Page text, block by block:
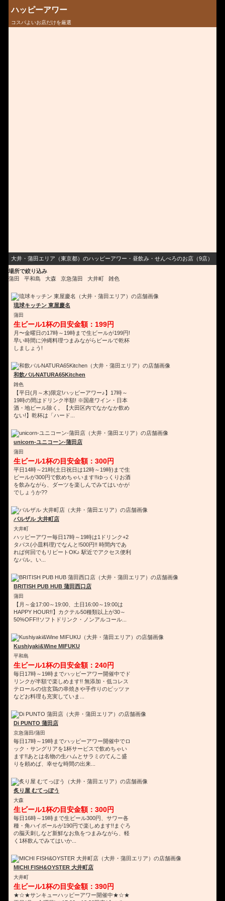
ハッピーアワー
コスパよいお店だけを厳選
大井・蒲田エリア（東京都）のハッピーアワー・昼飲み・せんべろのお店（9店）
場所で絞り込み
蒲田
平和島 大森 京急蒲田 大井町 雑色
琉球キッチン 東屋慶名
蒲田
生ビール1杯の目安金額：199円
月〜金曜日の17時～19時まで生ビールが199円!
早い時間に沖縄料理つまみながらビールで乾杯
しましょう!
和飲バルNATURA65Kitchen
雑色
【平日(月～木)限定!ハッピーアワー♪】17時～
19時の間はドリンク半額! ※国産ワイン・日本
酒・地ビール除く。【大田区内でなかなか飲め
ない!】乾杯は「ハード...
unicorn-ユニコーン-蒲田店
蒲田
生ビール1杯の目安金額：300円
平日14時～21時(土日祝日は12時～19時)まで生
ビールが300円で飲めちゃいます!!ゆっくりお酒
を飲みながら、ダーツを楽しんでみてはいかが
でしょうか??
バルザル 大井町店
大井町
ハッピーアワー毎日17時～19時は1ドリンク+2
タパス(小皿料理)でなんと!500円!! 時間内であ
れば何回でもリピートOK♪ 駅近でアクセス便利
なバル。い...
BRITISH PUB HUB 蒲田西口店
蒲田
【月～金17:00～19:00、土日16:00～19:00は
HAPPY HOUR!!】カクテル50種類以上が30～
50%OFF!!ソフトドリンク・ノンアルコール...
Kushiyaki&Wine MIFUKU
平和島
生ビール1杯の目安金額：240円
毎日17時～19時までハッピーアワー開催中でド
リンクが半額で楽しめます!! 無添加・低コレス
テロールの信玄鶏の串焼きや手作りのピッツァ
などお料理も充実していま...
Di PUNTO 蒲田店
京急蒲田/蒲田
毎日17時～19時までハッピーアワー開催中でロ
ック・サングリアを1杯サービスで飲めちゃい
ます!!あとは名物の生ハムとサラミのてんこ盛
りを頼めば、幸せな時間の出来...
炙り屋 むてっぽう
大森
生ビール1杯の目安金額：300円
毎日16時～19時まで生ビール300円、サワー各
種・角ハイボールが190円で楽しめます!!まぐろ
の脳天刺しなど新鮮なお魚をつまみながら、軽
く1杯飲んでみてはいか...
MICHI FISH&OYSTER 大井町店
大井町
生ビール1杯の目安金額：390円
★☆★サンキューハッピーアワー開催中★☆★